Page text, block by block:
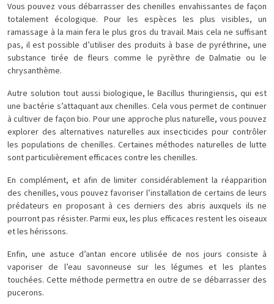
Vous pouvez vous débarrasser des chenilles envahissantes de façon
totalement écologique. Pour les espèces les plus visibles, un
ramassage à la main fera le plus gros du travail. Mais cela ne suffisant
pas, il est possible d’utiliser des produits à base de pyréthrine, une
substance tirée de fleurs comme le pyrèthre de Dalmatie ou le
chrysanthème.
Autre solution tout aussi biologique, le Bacillus thuringiensis, qui est
une bactérie s’attaquant aux chenilles. Cela vous permet de continuer
à cultiver de façon bio. Pour une approche plus naturelle, vous pouvez
explorer des alternatives naturelles aux insecticides pour contrôler
les populations de chenilles. Certaines méthodes naturelles de lutte
sont particulièrement efficaces contre les chenilles.
En complément, et afin de limiter considérablement la réapparition
des chenilles, vous pouvez favoriser l’installation de certains de leurs
prédateurs en proposant à ces derniers des abris auxquels ils ne
pourront pas résister. Parmi eux, les plus efficaces restent les oiseaux
et les hérissons.
Enfin, une astuce d’antan encore utilisée de nos jours consiste à
vaporiser de l’eau savonneuse sur les légumes et les plantes
touchées. Cette méthode permettra en outre de se débarrasser des
pucerons.